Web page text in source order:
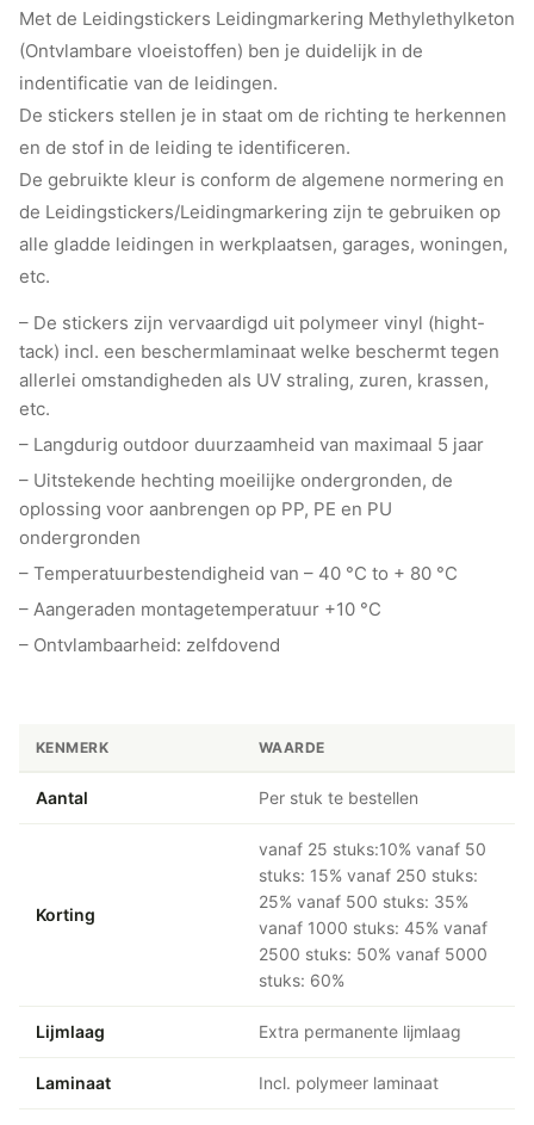
Met de Leidingstickers Leidingmarkering Methylethylketon
(Ontvlambare vloeistoffen) ben je duidelijk in de
indentificatie van de leidingen.
De stickers stellen je in staat om de richting te herkennen
en de stof in de leiding te identificeren.
De gebruikte kleur is conform de algemene normering en
de Leidingstickers/Leidingmarkering zijn te gebruiken op
alle gladde leidingen in werkplaatsen, garages, woningen,
etc.
– De stickers zijn vervaardigd uit polymeer vinyl (hight-
tack) incl. een beschermlaminaat welke beschermt tegen
allerlei omstandigheden als UV straling, zuren, krassen,
etc.
– Langdurig outdoor duurzaamheid van maximaal 5 jaar
– Uitstekende hechting moeilijke ondergronden, de
oplossing voor aanbrengen op PP, PE en PU
ondergronden
– Temperatuurbestendigheid van – 40 °C to + 80 °C
– Aangeraden montagetemperatuur +10 °C
– Ontvlambaarheid: zelfdovend
KENMERK WAARDE
Aantal Per stuk te bestellen
Korting
vanaf 25 stuks:10% vanaf 50
stuks: 15% vanaf 250 stuks:
25% vanaf 500 stuks: 35%
vanaf 1000 stuks: 45% vanaf
2500 stuks: 50% vanaf 5000
stuks: 60%
Lijmlaag Extra permanente lijmlaag
Laminaat Incl. polymeer laminaat